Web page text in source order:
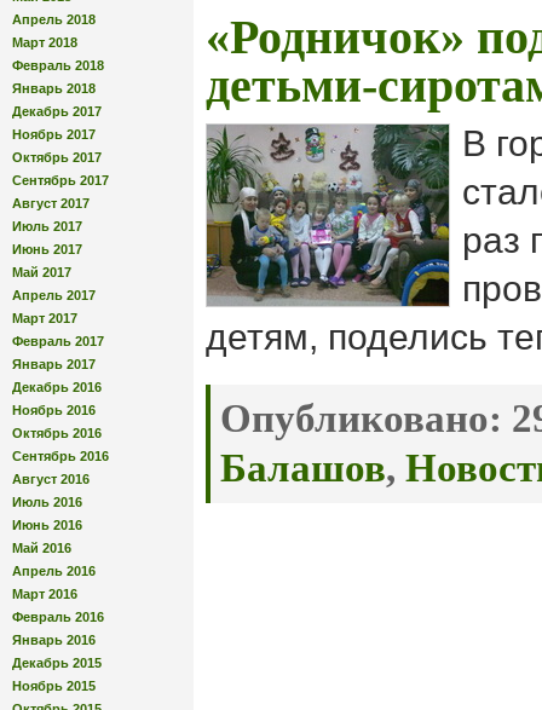
Апрель 2018
Март 2018
Февраль 2018
Январь 2018
Декабрь 2017
Ноябрь 2017
Октябрь 2017
Сентябрь 2017
Август 2017
Июль 2017
Июнь 2017
Май 2017
Апрель 2017
Март 2017
Февраль 2017
Январь 2017
Декабрь 2016
Ноябрь 2016
Октябрь 2016
Сентябрь 2016
Август 2016
Июль 2016
Июнь 2016
Май 2016
Апрель 2016
Март 2016
Февраль 2016
Январь 2016
Декабрь 2015
Ноябрь 2015
«Родничок»
детьми-
В
раз
детям, поделись
Опубликовано:
Балашов,